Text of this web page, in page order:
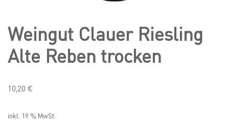
Weingut Clauer Riesling
Alte Reben trocken
10,20 €
inkl. 19 % MwSt.